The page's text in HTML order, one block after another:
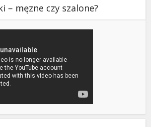
– męzne czy szalone?